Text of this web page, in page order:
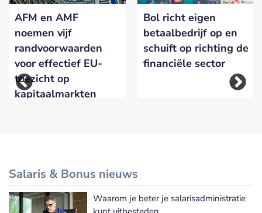
AFM en AMF
noemen vijf
randvoorwaarden
voor effectief EU-
toezicht op
kapitaalmarkten
Bol richt eigen
betaalbedrijf op en
schuift op richting de
financiële sector
Salaris & Bonus nieuws
Meer Salaris & Bonus nieuws
Waarom je beter je salarisadministratie